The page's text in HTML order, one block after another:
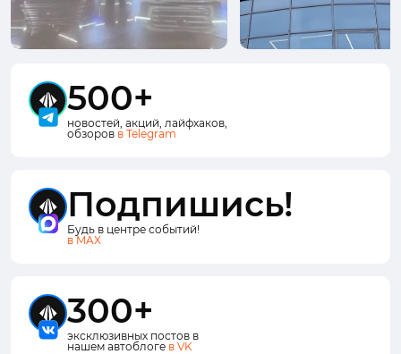
500+
новостей, акций, лайфхаков,
обзоров в Telegram
Подпишись!
Будь в центре событий!
в MAX
300+
эксклюзивных постов в
нашем автоблоге в VK